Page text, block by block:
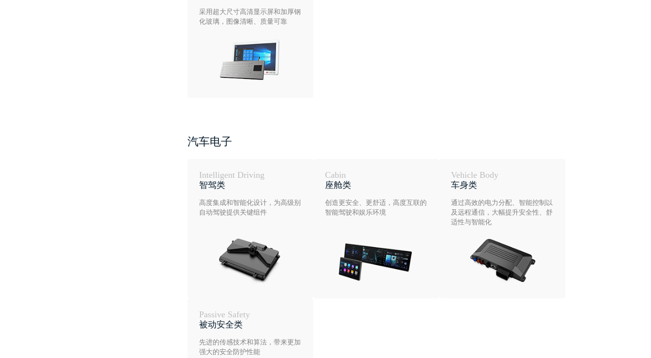
采用超大尺寸高清显示屏和加厚钢
化玻璃，图像清晰、质量可靠
汽车电子
Intelligent Driving
智驾类
高度集成和智能化设计，为高级别
自动驾驶提供关键组件
Cabin
座舱类
创造更安全、更舒适，高度互联的
智能驾驶和娱乐环境
Vehicle Body
车身类
通过高效的电力分配、智能控制以
及远程通信，大幅提升安全性、舒
适性与智能化
Passive Safety
被动安全类
先进的传感技术和算法，带来更加
强大的安全防护性能